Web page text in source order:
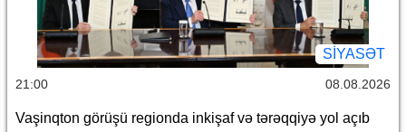
SİYASƏT
21:00 08.08.2026
Vaşinqton görüşü regionda inkişaf və tərəqqiyə yol açıb